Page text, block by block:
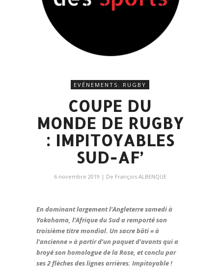
EVÉNEMENTS , RUGBY
COUPE DU
MONDE DE RUGBY
: IMPITOYABLES
SUD-AF’
6 novembre 2019 | De François ALBENQUE
En dominant largement l’Angleterre samedi à
Yokohama, l’Afrique du Sud a remporté son
troisième titre mondial. Un sacre bâti « à
l’ancienne » à partir d’un paquet d’avants qui a
broyé son homologue de la Rose, et conclu par
ses 2 flèches des lignes arrières. Impitoyable !